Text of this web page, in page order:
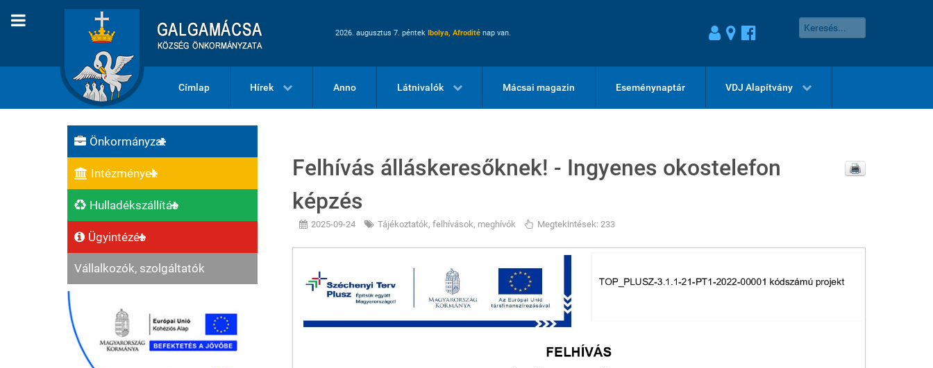
2026. augusztus 7. péntek Ibolya, Afrodité nap van.
Címlap Hírek Anno Látnivalók Mácsai magazin Eseménynaptár VDJ Alapítvány
Önkormányzat
Intézmények
Hulladékszállítás
Ügyintézés
Vállalkozók, szolgáltatók
Felhívás álláskeresőknek! - Ingyenes okostelefon
képzés
2025-09-24 Tájékoztatók, felhívások, meghívók Megtekintések: 233